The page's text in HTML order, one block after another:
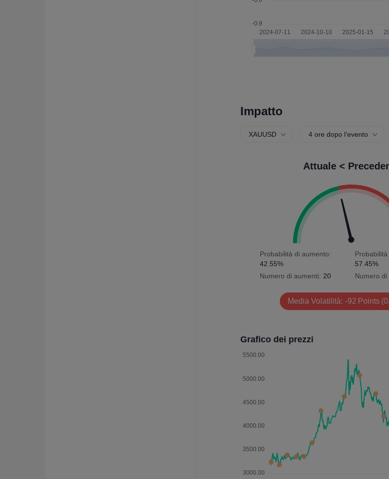
Impatto
XAUUSD 4 ore dopo l'evento
Attuale <
Probabilità di aumento:
42.55%
Numero di aumenti: 20
57.45%
Numero di
Media Volatilità: -92 Points
Grafico dei prezzi